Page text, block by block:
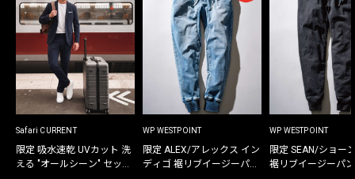
Safari CURRENT
限定 吸水速乾 UVカット 洗
える "オールシーン" セット
WP WESTPOINT
限定 ALEX/アレックス イン
ディゴ 裾リブイージーパン
WP WESTPOINT
限定 SEAN/ショー
裾リブイージーパ